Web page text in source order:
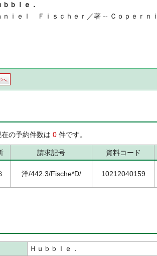
ｂｂｌｅ．
ｎｉｅｌ Ｆｉｓｃｈｅｒ／著 -- Ｃｏｐｅｒｎ
へ
の予約件数は 0 件です。
請求記号 資料コード
洋/442.3/Fische*D/ 10212040159
Ｈｕｂｂｌｅ．